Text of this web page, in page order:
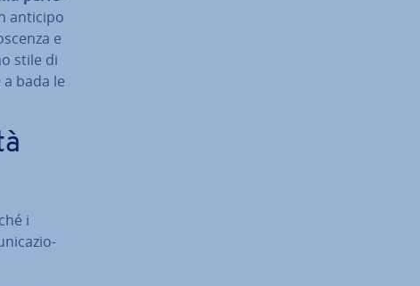
anticipo
e
stile di
bada le
i